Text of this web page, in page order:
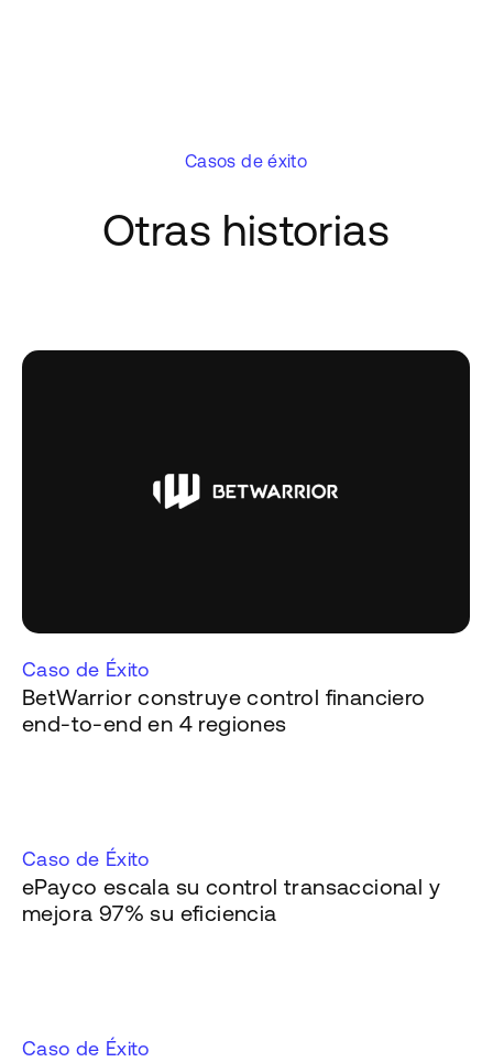
Casos de éxito
Otras historias
Caso de Éxito
BetWarrior construye control financiero
end-to-end en 4 regiones
Caso de Éxito
ePayco escala su control transaccional y
mejora 97% su eficiencia
Caso de Éxito